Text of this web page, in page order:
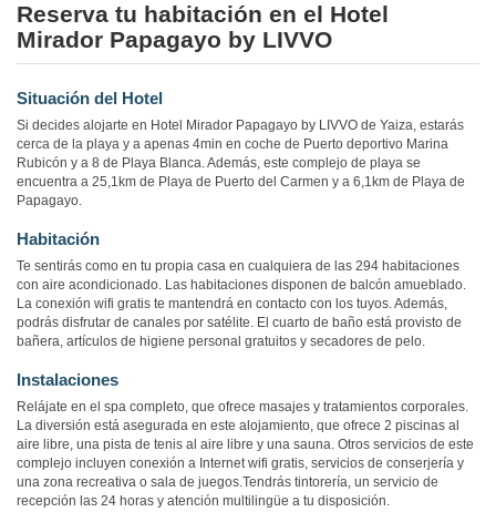
Reserva tu habitación en el Hotel
Mirador Papagayo by LIVVO
Situación del Hotel
Si decides alojarte en Hotel Mirador Papagayo by LIVVO de Yaiza, estarás
cerca de la playa y a apenas 4min en coche de Puerto deportivo Marina
Rubicón y a 8 de Playa Blanca. Además, este complejo de playa se
encuentra a 25,1km de Playa de Puerto del Carmen y a 6,1km de Playa de
Papagayo.
Habitación
Te sentirás como en tu propia casa en cualquiera de las 294 habitaciones
con aire acondicionado. Las habitaciones disponen de balcón amueblado.
La conexión wifi gratis te mantendrá en contacto con los tuyos. Además,
podrás disfrutar de canales por satélite. El cuarto de baño está provisto de
bañera, artículos de higiene personal gratuitos y secadores de pelo.
Instalaciones
Relájate en el spa completo, que ofrece masajes y tratamientos corporales.
La diversión está asegurada en este alojamiento, que ofrece 2 piscinas al
aire libre, una pista de tenis al aire libre y una sauna. Otros servicios de este
complejo incluyen conexión a Internet wifi gratis, servicios de conserjería y
una zona recreativa o sala de juegos.Tendrás tintorería, un servicio de
recepción las 24 horas y atención multilingüe a tu disposición.